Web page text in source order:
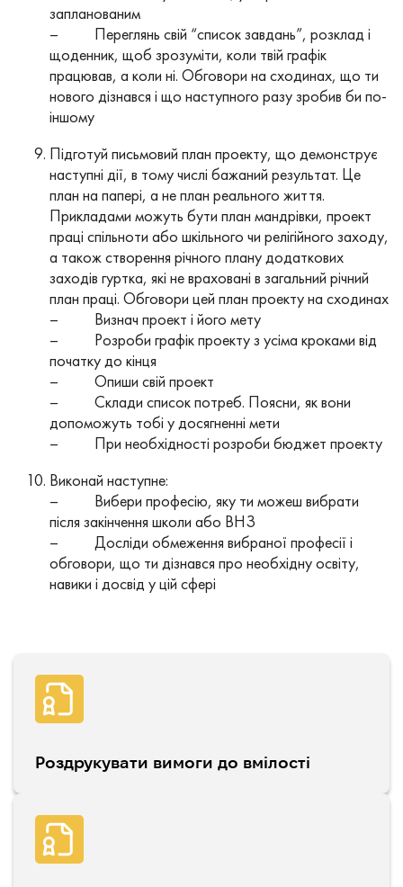
запланованим
– Переглянь свій “список завдань”, розклад і
щоденник, щоб зрозуміти, коли твій графік
працював, а коли ні. Обговори на сходинах, що ти
нового дізнався і що наступного разу зробив би по-
іншому
Підготуй письмовий план проекту, що демонструє
наступні дії, в тому числі бажаний результат. Це
план на папері, а не план реального життя.
Прикладами можуть бути план мандрівки, проект
праці спільноти або шкільного чи релігійного заходу,
а також створення річного плану додаткових
заходів гуртка, які не враховані в загальний річний
план праці. Обговори цей план проекту на сходинах
– Визнач проект і його мету
– Розроби графік проекту з усіма кроками від
початку до кінця
– Опиши свій проект
– Склади список потреб. Поясни, як вони
допоможуть тобі у досягненні мети
– При необхідності розроби бюджет проекту
Виконай наступне:
– Вибери професію, яку ти можеш вибрати
після закінчення школи або ВНЗ
– Досліди обмеження вибраної професії і
обговори, що ти дізнався про необхідну освіту,
навики і досвід у цій сфері
Роздрукувати вимоги до вмілості